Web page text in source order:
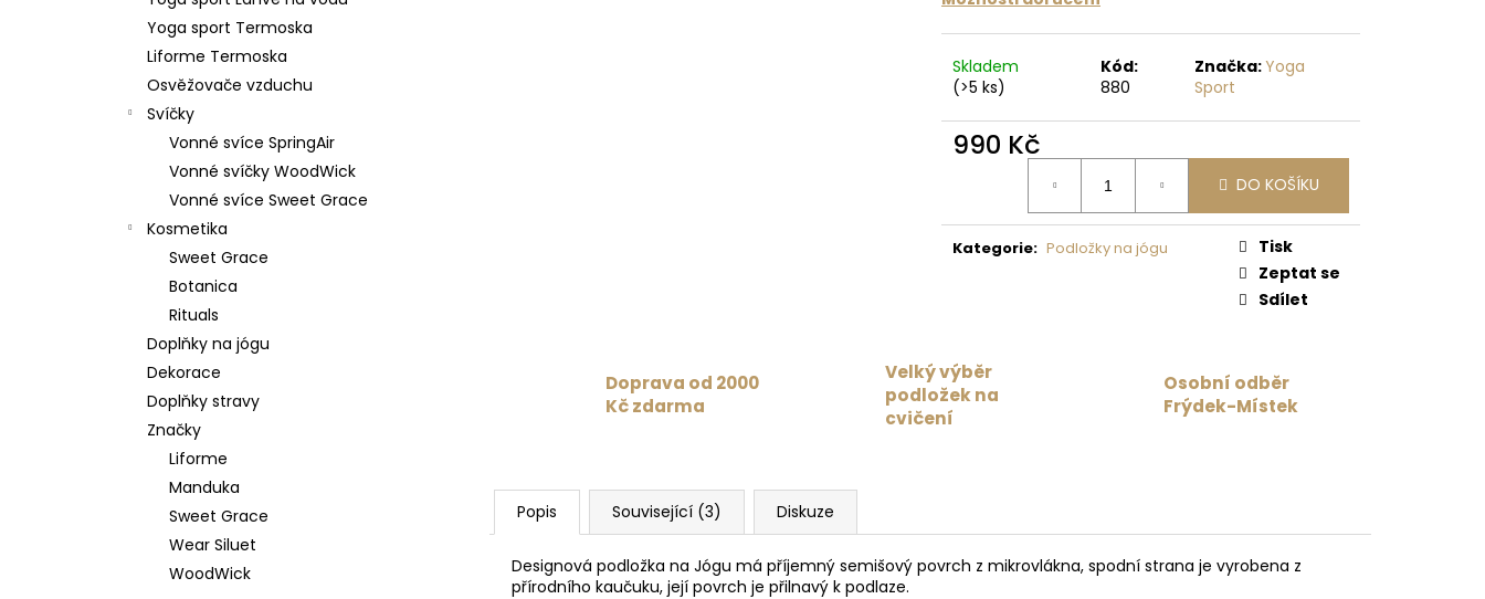
Yoga sport Termoska
Liforme Termoska
Osvěžovače vzduchu
Svíčky
Vonné svíce SpringAir
Vonné svíčky WoodWick
Vonné svíce Sweet Grace
Kosmetika
Sweet Grace
Botanica
Rituals
Doplňky na jógu
Dekorace
Doplňky stravy
Značky
Liforme
Manduka
Sweet Grace
Wear Siluet
WoodWick
Skladem
(>5 ks)
Kód:
880
Značka:Yoga
Sport
990 Kč
DO KOŠÍKU
Kategorie: Podložky na jógu
Tisk
Zeptat se
Sdílet
Doprava od 2000
Kč zdarma
Velký výběr
podložek na
cvičení
Osobní odběr
Frýdek-Místek
Popis Související (3) Diskuze
Designová podložka na Jógu má příjemný semišový povrch z mikrovlákna, spodní strana je vyrobena z
přírodního kaučuku, její povrch je přilnavý k podlaze.
35 Kč